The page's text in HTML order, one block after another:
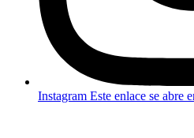
Instagram Este enlace se abre